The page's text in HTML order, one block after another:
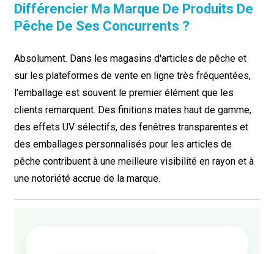
Différencier Ma Marque De Produits De
Pêche De Ses Concurrents ?
Absolument. Dans les magasins d'articles de pêche et
sur les plateformes de vente en ligne très fréquentées,
l'emballage est souvent le premier élément que les
clients remarquent. Des finitions mates haut de gamme,
des effets UV sélectifs, des fenêtres transparentes et
des emballages personnalisés pour les articles de
pêche contribuent à une meilleure visibilité en rayon et à
une notoriété accrue de la marque.